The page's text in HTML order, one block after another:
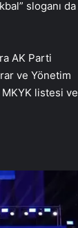
sloganı da
AK Parti
ve Yönetim
listesi ve